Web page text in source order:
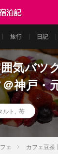
泊記
旅行 日記
気バツ
神戸・
ルト 苺
ェ カフェ豆茶